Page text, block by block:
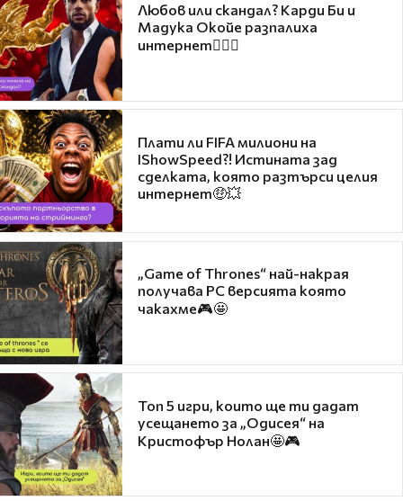
Любов или скандал? Карди Би и
Мадука Окойе разпалиха
интернет❤️‍🔥🔥
Плати ли FIFA милиони на
IShowSpeed?! Истината зад
сделката, която разтърси целия
интернет🤑💥
„Game of Thrones“ най-накрая
получава PC версията която
чакахме🎮🤩
Топ 5 игри, които ще ти дадат
усещането за „Одисея“ на
Кристофър Нолан🤩🎮